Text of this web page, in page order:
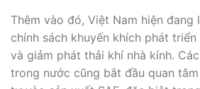
Thêm vào đó, Việt Nam hiện đang
chính sách khuyến khích phát
và giảm phát thải khí nhà kính.
trong nước cũng bắt đầu quan